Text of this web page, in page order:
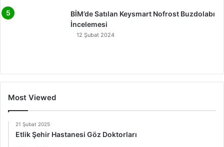
BİM’de Satılan Keysmart Nofrost Buzdolabı
İncelemesi
12 Şubat 2024
Most Viewed
21 Şubat 2025
Etlik Şehir Hastanesi Göz Doktorları